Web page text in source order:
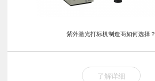
紫外激光打标机制造商如何选择？
了解详细